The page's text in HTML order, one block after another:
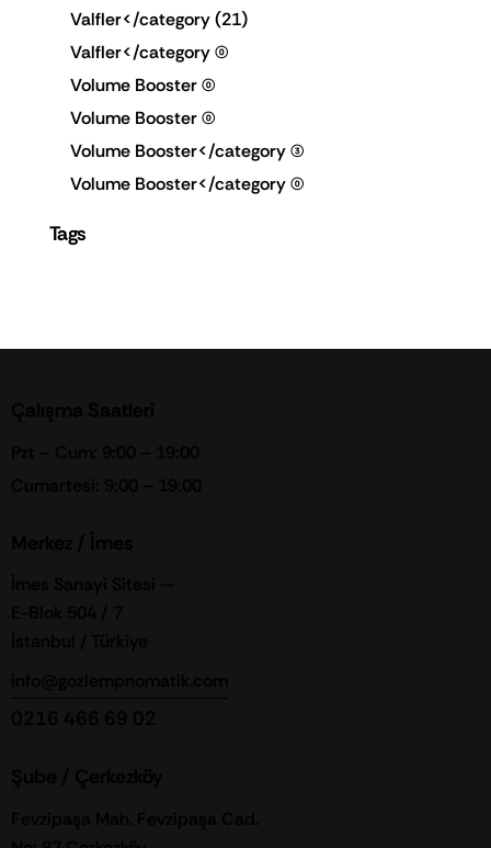
Valfler</category(21)
Valfler</category(0)
Volume Booster(0)
Volume Booster(0)
Volume Booster</category(3)
Volume Booster</category(0)
Tags